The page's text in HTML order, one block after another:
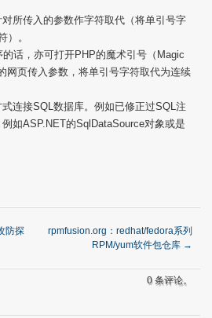
所传入的参数作字符取代（将单引号字
）。
话，亦可打开PHP的魔术引号（Magic
网页传入参数，将单引号字符取代为连续
连接SQL数据库。例如已修正过SQL注
如ASP.NET的SqlDataSource对象或是
防探
rpmfusion.org：redhat/fedora系列
RPM/yum软件包仓库 →
0 条评论。